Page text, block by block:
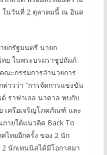
ในวันที่ 2 ตุลาคมนี้ ณ อินด
ยกรัฐมนตรี นายก
ย ในพระบรมราชูปถัมภ์
ะกรรมการอำนวยการ
าวว่า “การจัดการแข่งขัน
ราฟาเอล นาดาล พบกับ
เครือเจริญโภคภัณฑ์ และ
ายใต้แนวคิด Back To
ไทยอีกครั้ง ของ 2 นัก
นักเทนนิสได้มีโอกาสมา